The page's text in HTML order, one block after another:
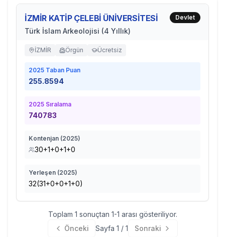
İZMİR KATİP ÇELEBİ ÜNİVERSİTESİ
Türk İslam Arkeolojisi (4 Yıllık)
Devlet
İZMİR Örgün Ücretsiz
2025 Taban Puan
255.8594
2025 Sıralama
740783
Kontenjan (2025)
30+1+0+1+0
Yerleşen (2025)
32(31+0+0+1+0)
Toplam 1 sonuçtan 1-1 arası gösteriliyor.
Önceki
Sayfa 1 / 1 Sonraki